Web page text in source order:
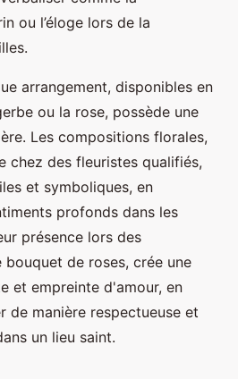
ou l’éloge lors de la
arrangement, disponibles en
ou la rose, possède une
Les compositions florales,
chez des fleuristes qualifiés,
et symboliques, en
profonds dans les
présence lors des
bouquet de roses, crée une
et empreinte d'amour, en
de manière respectueuse et
un lieu saint.